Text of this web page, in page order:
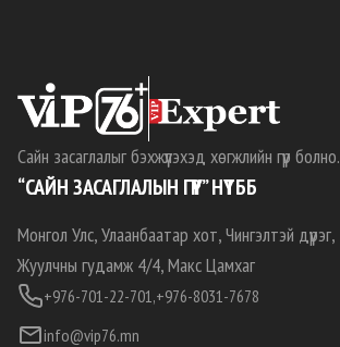
Сайн засаглалыг бэхжүүлэхэд хөгжлийн гүүр болно.
“САЙН ЗАСАГЛАЛЫН ГҮҮР” НҮТББ
Монгол Улс, Улаанбаатар хот, Чингэлтэй дүүрэг,
Жуулчны гудамж 4/4, Макс Цамхаг
+976-701-22-701,+976-8031-7678
info@vip76.mn